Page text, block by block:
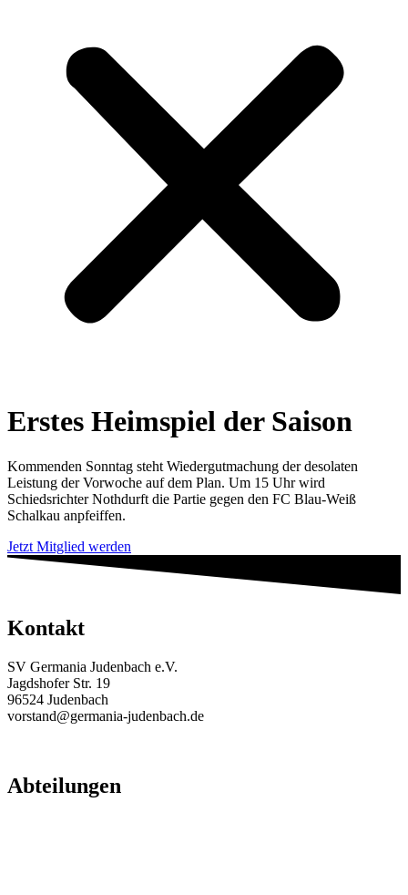
Erstes Heimspiel der Saison
Kommenden Sonntag steht Wiedergutmachung der desolaten
Leistung der Vorwoche auf dem Plan. Um 15 Uhr wird
Schiedsrichter Nothdurft die Partie gegen den FC Blau-Weiß
Schalkau anpfeiffen.
Jetzt Mitglied werden
Kontakt
SV Germania Judenbach e.V.
Jagdshofer Str. 19
96524 Judenbach
vorstand@germania-judenbach.de
Abteilungen